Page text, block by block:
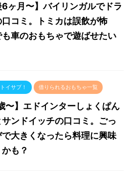
6ヶ月〜】バイリンガルでドラ
口コミ。トミカは誤飲が怖
も車のおもちゃで遊ばせたい
イサブ！ 借りられるおもちゃ一覧
〜】エドインターしょくぱん
サンドイッチの口コミ。ごっ
で大きくなったら料理に興味
も？